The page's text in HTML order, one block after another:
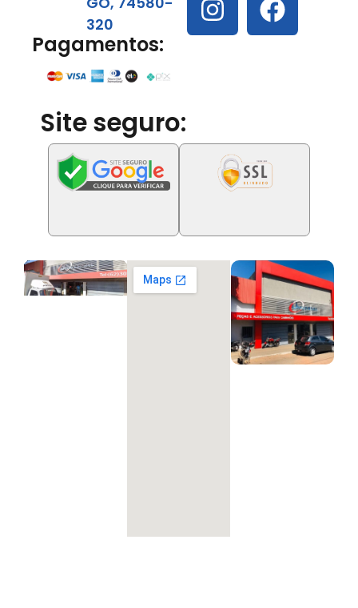
320
Pagamentos:
Site seguro: